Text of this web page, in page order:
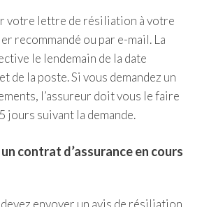
votre lettre de résiliation à votre
recommandé ou par e-mail. La
le lendemain de la date
de la poste. Si vous demandez un
l’assureur doit vous le faire
jours suivant la demande.
contrat d’assurance en cours
envoyer un avis de résiliation